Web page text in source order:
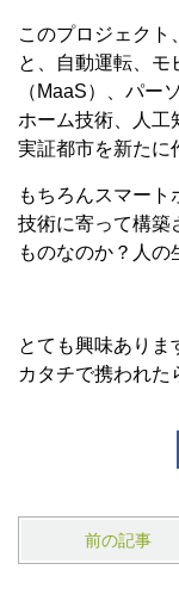
このプロジェクト
と、自動運転、モ
（MaaS）、パー
ホーム技術、人工
実証都市を新たに
もちろんスマー
技術に寄って構築
ものなのか？人の
とても興味ありま
カタチで携われた
前の記事